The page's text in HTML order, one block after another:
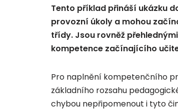
Tento příklad přináší ukázku
provozní úkoly a mohou
třídy. Jsou rovněž
kompetence začínajícího
Pro naplnění kompetenčního
základního rozsahu
chybou nepřipomenout i tyto